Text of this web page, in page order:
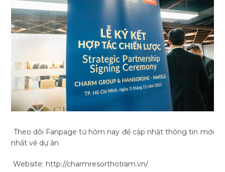
Theo dõi Fanpage từ hôm nay để cập nhật thông tin mới
nhất về dự án
Website: http://charmresorthotram.vn/